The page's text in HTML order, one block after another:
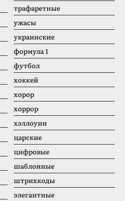
трафаретные
ужасы
украинские
формула 1
футбол
хоккей
хорор
хоррор
хэллоуин
царские
цифровые
шаблонные
штрихкоды
элегантные